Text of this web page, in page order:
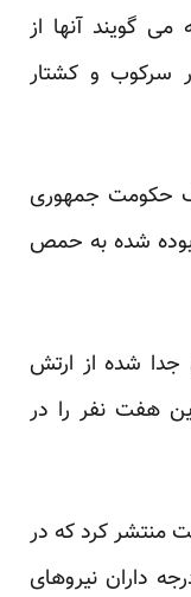
گویند آنها از
سرکوب و کشتار
حکومت جمهوری
شده به حمص
جدا شده از ارتش
هفت نفر را در
منتشر کرد که در
داران نیروهای